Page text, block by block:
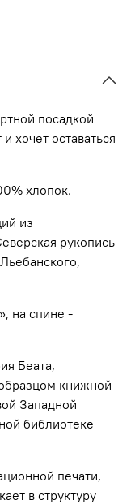
посадкой
хочет оставаться
хлопок.
из
рукопись
на спине -
Беата,
книжной
Западной
библиотеке
печати,
в структуру